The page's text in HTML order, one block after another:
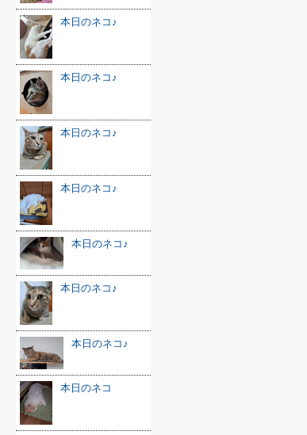
本日のネコ♪
本日のネコ♪
本日のネコ♪
本日のネコ♪
本日のネコ♪
本日のネコ♪
本日のネコ♪
本日のネコ